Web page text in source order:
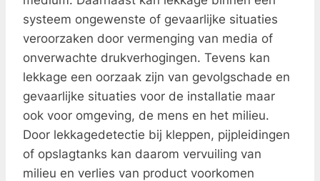
systeem ongewenste of gevaarlijke situaties
veroorzaken door vermenging van media of
onverwachte drukverhogingen. Tevens kan
lekkage een oorzaak zijn van gevolgschade en
gevaarlijke situaties voor de installatie maar
ook voor omgeving, de mens en het milieu.
Door lekkagedetectie bij kleppen, pijpleidingen
of opslagtanks kan daarom vervuiling van
milieu en verlies van product voorkomen